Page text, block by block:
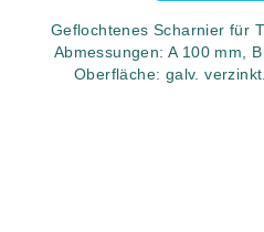
Geflochtenes Scharnier für
Abmessungen: A 100 mm,
Oberfläche: galv.